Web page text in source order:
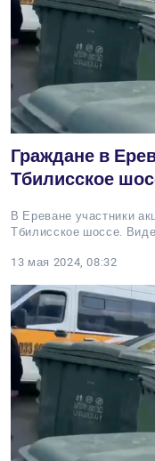
Граждане в
Тбилисское
В Ереване участники
Тбилисское шоссе.
13 мая 2024, 08:32